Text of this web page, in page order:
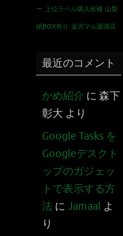
ー 上位ラベル購入候補 山梨
紙BOX有り 金沢マル源酒店
最近のコメント
かめ紹介 に 森下
彰大 より
Google Tasks を
Googleデスクト
ップのガジェッ
トで表示する方
法 に Jamaal よ
り